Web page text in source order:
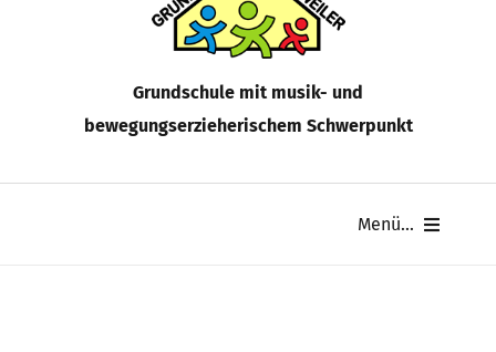
Grundschule mit musik- und
bewegungserzieherischem Schwerpunkt
Menü...